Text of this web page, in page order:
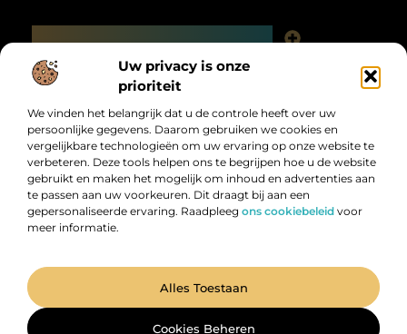
Uw privacy is onze
prioriteit
We vinden het belangrijk dat u de controle heeft over uw
persoonlijke gegevens. Daarom gebruiken we cookies en
vergelijkbare technologieën om uw ervaring op onze website te
verbeteren. Deze tools helpen ons te begrijpen hoe u de website
gebruikt en maken het mogelijk om inhoud en advertenties aan
te passen aan uw voorkeuren. Dit draagt bij aan een
gepersonaliseerde ervaring. Raadpleeg ons cookiebeleid voor
meer informatie.
Alles Toestaan
Cookies Beheren
Bericht categorie
Digitalk.nl – Ontdek, leer en praat mee!
@2025 All Right Reserved. Design by